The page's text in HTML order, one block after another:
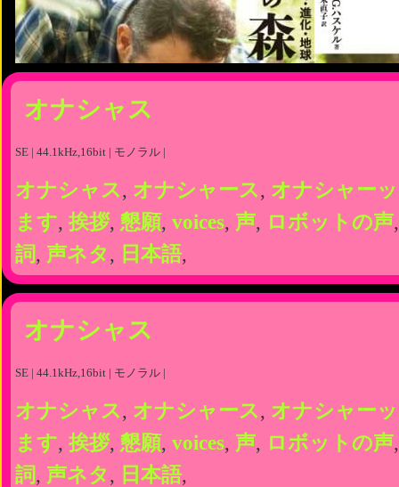
オナシャス
SE | 44.1kHz,16bit | モノラル |
オナシャス, オナシャース, オナシャー
ます, 挨拶, 懇願, voices, 声, ロボットの声
詞, 声ネタ , 日本語,
オナシャス
SE | 44.1kHz,16bit | モノラル |
オナシャス, オナシャース, オナシャー
ます, 挨拶, 懇願, voices, 声, ロボットの声
詞, 声ネタ , 日本語,